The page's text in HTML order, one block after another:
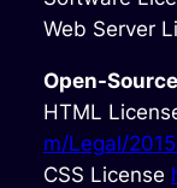
Web Server
Open-
HTML
m/Legal/
CSS License